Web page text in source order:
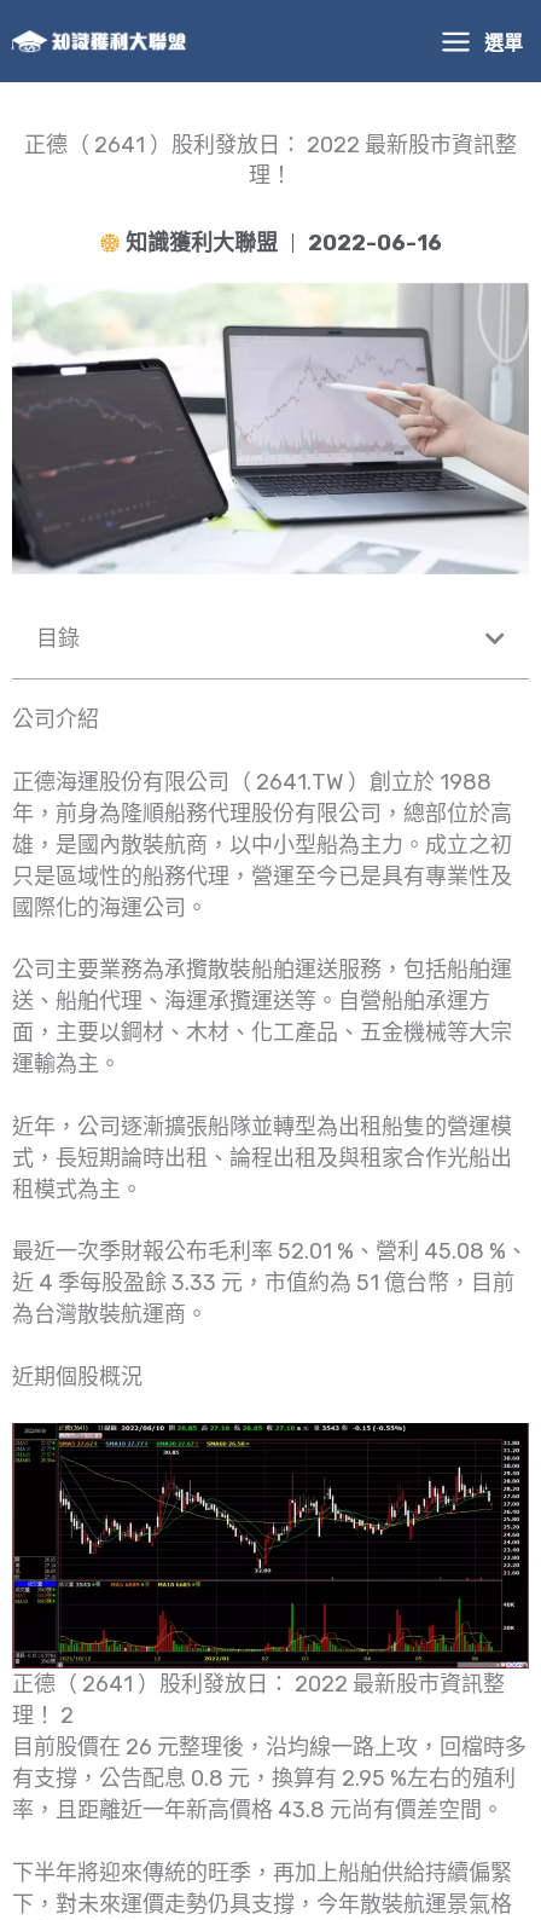
至
主
選單
正德（ 2641 ）股利發放日： 2022 最新股市資訊整
理！
知識獲利大聯盟 2022-06-16
目錄
公司介紹
正德海運股份有限公司（ 2641.TW ）創立於 1988
年，前身為隆順船務代理股份有限公司，總部位於高
雄，是國內散裝航商，以中小型船為主力。成立之初
只是區域性的船務代理，營運至今已是具有專業性及
國際化的海運公司。
公司主要業務為承攬散裝船舶運送服務，包括船舶運
送、船舶代理、海運承攬運送等。自營船舶承運方
面，主要以鋼材、木材、化工產品、五金機械等大宗
運輸為主。
近年，公司逐漸擴張船隊並轉型為出租船隻的營運模
式，長短期論時出租、論程出租及與租家合作光船出
租模式為主。
最近一次季財報公布毛利率 52.01 %、營利 45.08 %、
近 4 季每股盈餘 3.33 元，市值約為 51 億台幣，目前
為台灣散裝航運商。
近期個股概況
正德（ 2641 ）股利發放日： 2022 最新股市資訊整
理！ 2
目前股價在 26 元整理後，沿均線一路上攻，回檔時多
有支撐，公告配息 0.8 元，換算有 2.95 %左右的殖利
率，且距離近一年新高價格 43.8 元尚有價差空間。
下半年將迎來傳統的旺季，再加上船舶供給持續偏緊
下，對未來運價走勢仍具支撐，今年散裝航運景氣格